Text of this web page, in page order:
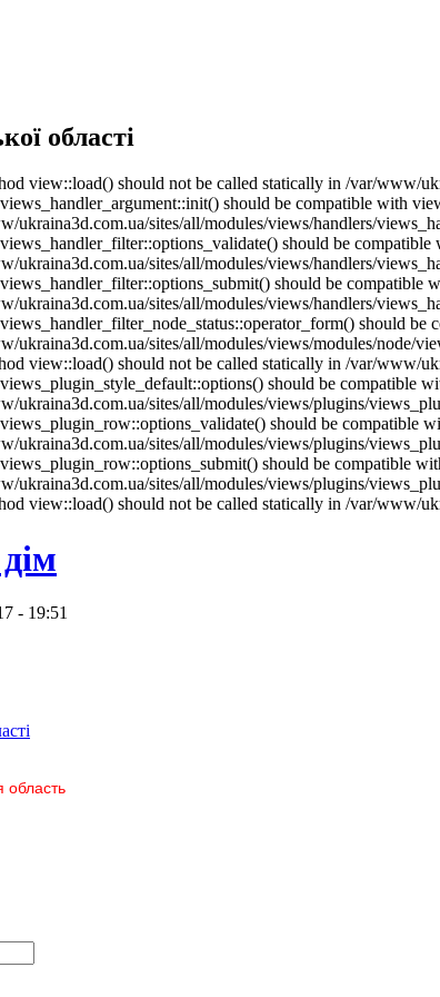
області
view::load() should not be called statically in /var/www/
should be compatible with
ukraina3d.com.ua/sites/all/modules/views/handlers/
should be
ukraina3d.com.ua/sites/all/modules/views/handlers/
should be compatible
ukraina3d.com.ua/sites/all/modules/views/handlers/
should
ukraina3d.com.ua/sites/all/modules/views/modules/node/
view::load() should not be called statically in /var/www/
should be compatible
ukraina3d.com.ua/sites/all/modules/views/plugins/
should be compatible
ukraina3d.com.ua/sites/all/modules/views/plugins/
should be compatible
ukraina3d.com.ua/sites/all/modules/views/plugins/
view::load() should not be called statically in /var/www/
- 19:51
область